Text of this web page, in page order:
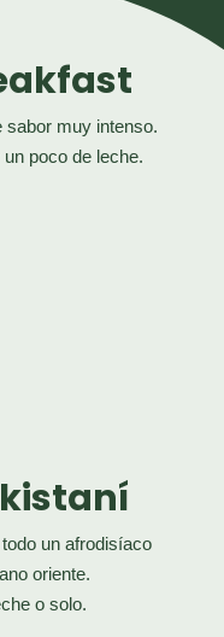
sabor muy intenso.
poco de leche.
un afrodisíaco
oriente.
o solo.